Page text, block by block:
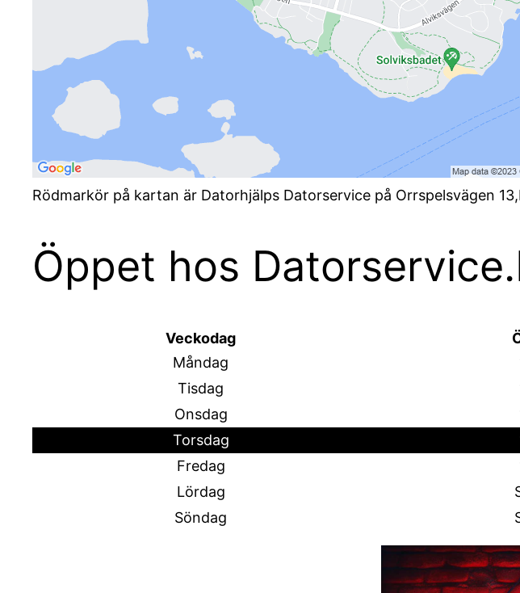
Rödmarkör på kartan är Datorhjälps Datorservice på Orrspelsvägen
Öppet hos
Veckodag
Måndag
Tisdag
Onsdag
Torsdag
Fredag
Lördag
Söndag